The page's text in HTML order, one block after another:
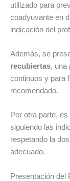
utilizado para
coadyuvante en
indicación del
Además, se
recubiertas, una
continuos y para
recomendado.
Por otra parte,
siguiendo las
respetando la
adecuado.
Presentación del